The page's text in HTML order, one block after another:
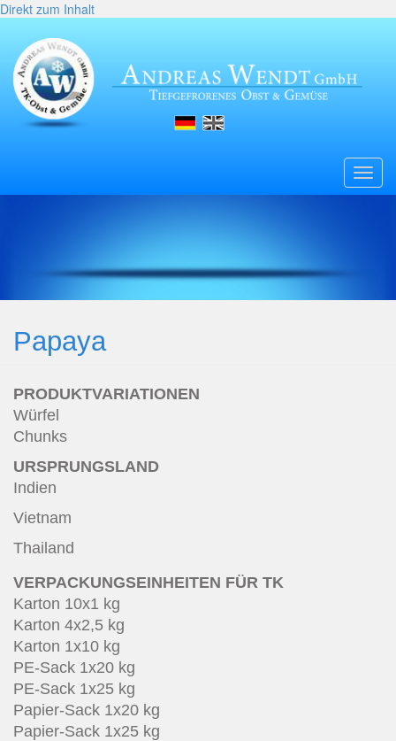
Direkt zum Inhalt
Papaya
PRODUKTVARIATIONEN
Würfel
Chunks
URSPRUNGSLAND
Indien
Vietnam
Thailand
VERPACKUNGSEINHEITEN FÜR TK
Karton 10x1 kg
Karton 4x2,5 kg
Karton 1x10 kg
PE-Sack 1x20 kg
PE-Sack 1x25 kg
Papier-Sack 1x20 kg
Papier-Sack 1x25 kg